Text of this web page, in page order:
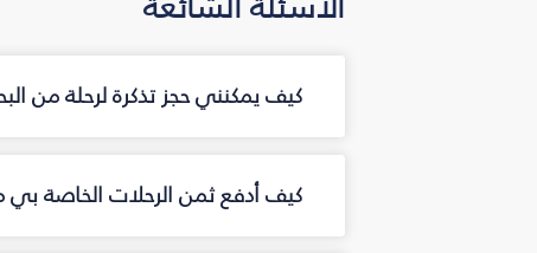
كيف يمكنني حجز تذكرة لرحلة من
كيف أدفع ثمن الرحلات الخاصة بي